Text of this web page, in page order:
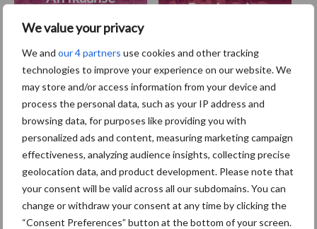
We value your privacy
We and our 4 partners use cookies and other tracking
technologies to improve your experience on our website. We
may store and/or access information from your device and
process the personal data, such as your IP address and
browsing data, for purposes like providing you with
personalized ads and content, measuring marketing campaign
effectiveness, analyzing audience insights, collecting precise
geolocation data, and product development. Please note that
your consent will be valid across all our subdomains. You can
change or withdraw your consent at any time by clicking the
“Consent Preferences” button at the bottom of your screen.
Primaire
Sidebar
Recent nieuws Partner nieuws
7 aug
Britse varkenssector vreest
afzetcrisis in het najaar
Brachyspira
Toon meer